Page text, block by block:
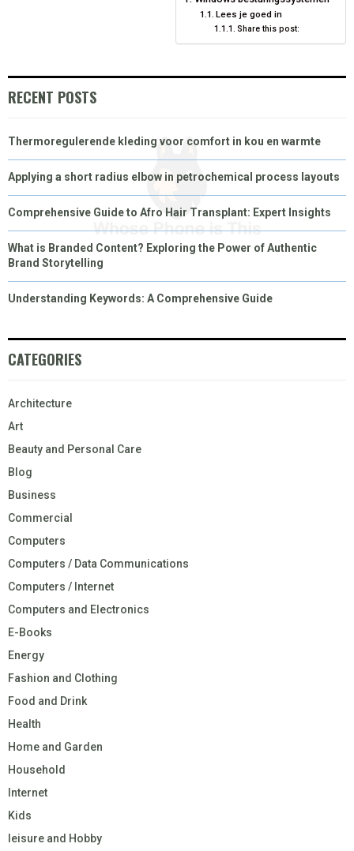
R
O
R O
N
D
I
O
Lees je goed in
Share this post:
RECENT POSTS
Thermoregulerende kleding voor comfort in kou en warmte
Applying a short radius elbow in petrochemical process layouts
Comprehensive Guide to Afro Hair Transplant: Expert Insights
What is Branded Content? Exploring the Power of Authentic
Brand Storytelling
Understanding Keywords: A Comprehensive Guide
CATEGORIES
Architecture
Art
Beauty and Personal Care
Blog
Business
Commercial
Computers
Computers / Data Communications
Computers / Internet
Computers and Electronics
E-Books
Energy
Fashion and Clothing
Food and Drink
Health
Home and Garden
Household
Internet
Kids
leisure and Hobby